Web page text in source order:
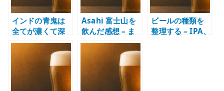
インドの青鬼は
全てが濃くて深
い – 苦味と香り
を楽しむ IPA
Asahi 富士山を
飲んだ感想 – ま
ろやかで余韻の
あるビール
ビールの種類を
整理する – IPA、